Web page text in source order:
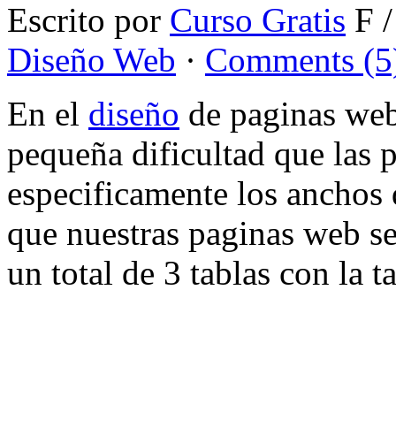
Escrito por Curso Gratis F
Diseño Web · Comments
En el diseño de paginas
pequeña dificultad que las
especificamente los
que nuestras paginas web
un total de 3 tablas con la